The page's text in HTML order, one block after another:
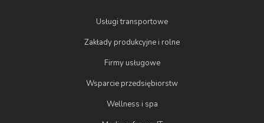
Usługi transportowe
Zakłady produkcyjne i rolne
Firmy usługowe
Wsparcie przedsiębiorstw
Wellness i spa